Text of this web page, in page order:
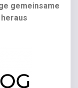
gemeinsame